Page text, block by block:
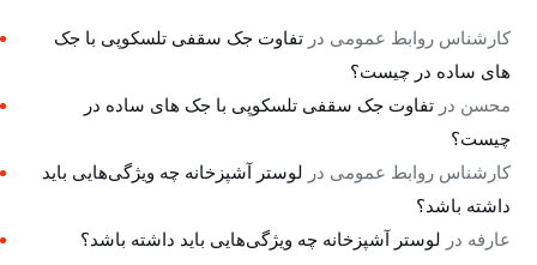
کارشناس روابط عمومی درتفاوت جک سقفی تلسکوپی با جک
های ساده در چیست؟
محسن درتفاوت جک سقفی تلسکوپی با جک های ساده در
چیست؟
کارشناس روابط عمومی در لوستر آشپزخانه چه ویژگی‌هایی باید
داشته باشد؟
عارفه در لوستر آشپزخانه چه ویژگی‌هایی باید داشته باشد؟